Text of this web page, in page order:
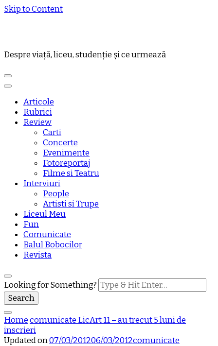
Skip to Content
Despre viață, liceu, studenție și ce urmează
Articole
Rubrici
Review
Carti
Concerte
Evenimente
Fotoreportaj
Filme si Teatru
Interviuri
People
Artisti si Trupe
Liceul Meu
Fun
Comunicate
Balul Bobocilor
Revista
Looking for Something?
Homecomunicate LicArt 11 – au trecut 5 luni de
inscrieri
Updated on07/03/201206/03/2012comunicate